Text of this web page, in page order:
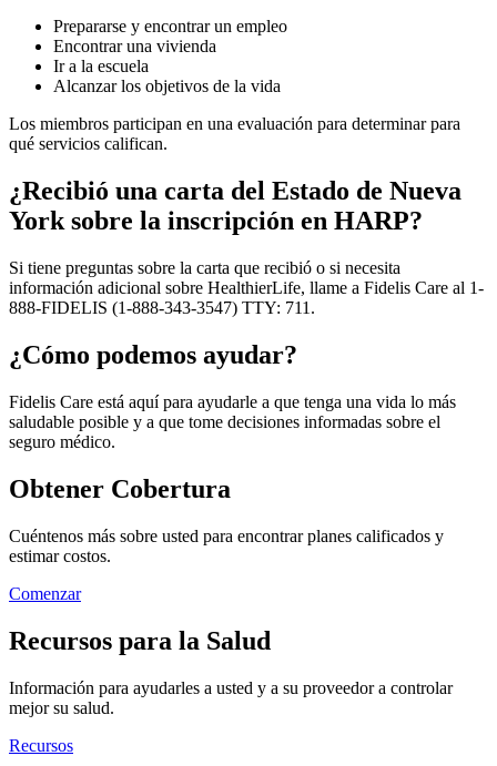
Prepararse y encontrar un empleo
Encontrar una vivienda
Ir a la escuela
Alcanzar los objetivos de la vida
Los miembros participan en una evaluación para determinar para
qué servicios califican.
¿Recibió una carta del Estado de Nueva
York sobre la inscripción en HARP?
Si tiene preguntas sobre la carta que recibió o si necesita
información adicional sobre HealthierLife, llame a Fidelis Care al 1-
888-FIDELIS (1-888-343-3547) TTY: 711.
¿Cómo podemos ayudar?
Fidelis Care está aquí para ayudarle a que tenga una vida lo más
saludable posible y a que tome decisiones informadas sobre el
seguro médico.
Obtener Cobertura
Cuéntenos más sobre usted para encontrar planes calificados y
estimar costos.
Comenzar
Recursos para la Salud
Información para ayudarles a usted y a su proveedor a controlar
mejor su salud.
Recursos